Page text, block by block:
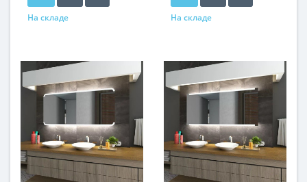
На складе На складе